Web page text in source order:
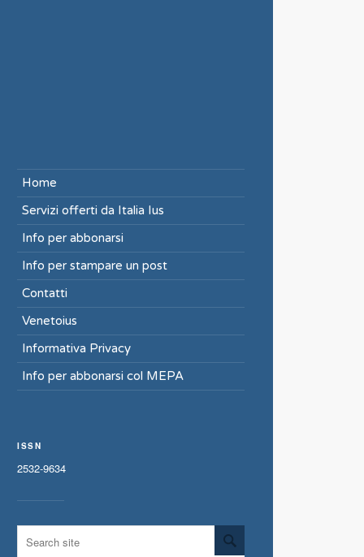
Home
Servizi offerti da Italia Ius
Info per abbonarsi
Info per stampare un post
Contatti
Venetoius
Informativa Privacy
Info per abbonarsi col MEPA
ISSN
2532-9634